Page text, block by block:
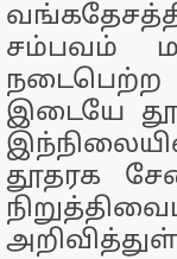
சம்பவம்
நடைபெற்ற
இடையே
தூதரக